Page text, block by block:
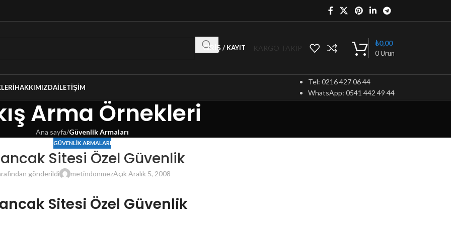
GIRIŞ / KAYIT KARGO TAKİP
0Ürün
₺0,00
HAKKIMIZDAİLETIŞIM
Tel: 0216 427 06 44
WhatsApp: 0541 442 49 44
Arma Örnekleri
Ana sayfa/Güvenlik Armaları
GÜVENLIK ARMALARI
Sitesi Özel Güvenlik
gönderildi metindonmezAçık Aralık 5, 2008
Sitesi Özel Güvenlik